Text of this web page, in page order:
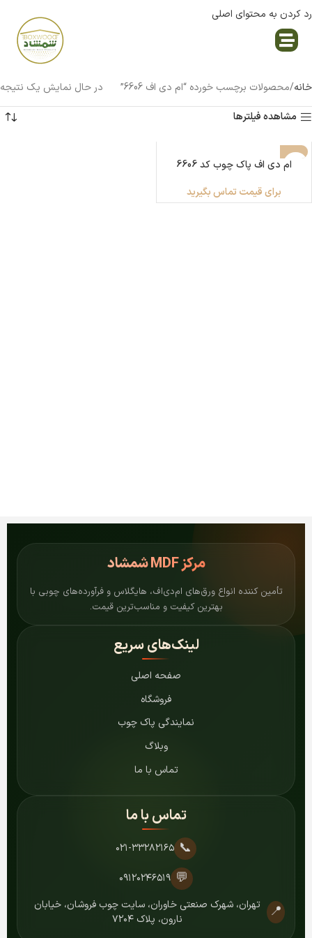
رد کردن به محتوای اصلی
خانه محصولات برچسب خورده “ام دی اف 6606”
در حال نمایش یک نتیجه
مشاهده فیلترها
ناموجود
ام دی اف پاک چوب کد 6606
برای قیمت تماس بگیرید
مرکزMDF شمشاد
تأمین کننده انواع ورق‌های ام‌دی‌اف، هایگلاس و فرآورده‌های چوبی با
بهترین کیفیت و مناسب‌ترین قیمت.
لینک‌های سریع
صفحه اصلی
فروشگاه
نمایندگی پاک چوب
وبلاگ
تماس با ما
تماس با ما
📞 ۰۲۱-۳۳۲۸۲۱۶۵
💬 ۰۹۱۲۰۲۴۶۵۱۹
📍
تهران، شهرک صنعتی خاوران، سایت چوب فروشان، خیابان
نارون، پلاک ۷۲۰۴